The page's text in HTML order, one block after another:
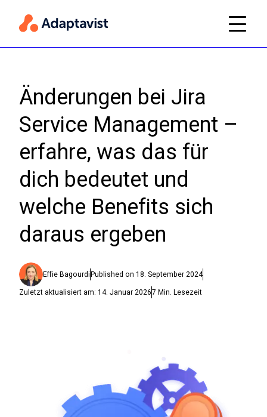
Änderungen bei Jira
Service Management –
erfahre, was das für
dich bedeutet und
welche Benefits sich
daraus ergeben
Effie Bagourdi Published on 18. September 2024
Zuletzt aktualisiert am: 14. Januar 20267 Min. Lesezeit